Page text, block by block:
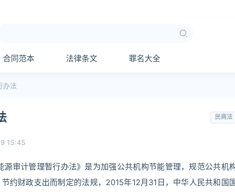
合同范本 法律条文 罪名大全
办法
民商法
15:45
审计管理暂行办法》是为加强公共机构节能管理，规范公共机
约财政支出而制定的法规，2015年12月31日，中华人民共和国